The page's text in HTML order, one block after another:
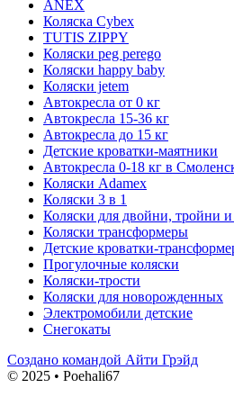
ANEX
Коляска Cybex
TUTIS ZIPPY
Коляски peg perego
Коляски happy baby
Коляски jetem
Автокресла от 0 кг
Автокресла 15-36 кг
Автокресла до 15 кг
Детские кроватки-маятники
Автокресла 0-18 кг в
Коляски Adamex
Коляски 3 в 1
Коляски для двойни, тройни
Коляски трансформеры
Детские кроватки-
Прогулочные коляски
Коляски-трости
Коляски для новорожденных
Электромобили детские
Снегокаты
Создано командой Айти Грэйд
© 2025 • Poehali67